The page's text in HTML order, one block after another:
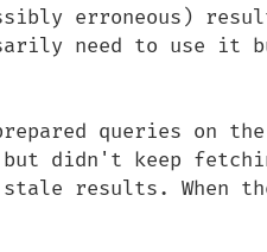
erroneous)
need to use it
queries on the
but didn't keep
results. When